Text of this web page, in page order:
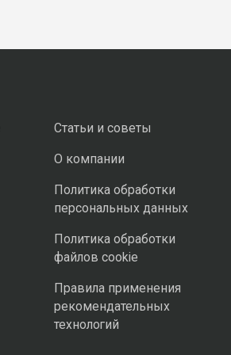
Статьи и советы
О компании
Политика обработки
персональных данных
Политика обработки
файлов cookie
Правила применения
рекомендательных
технологий